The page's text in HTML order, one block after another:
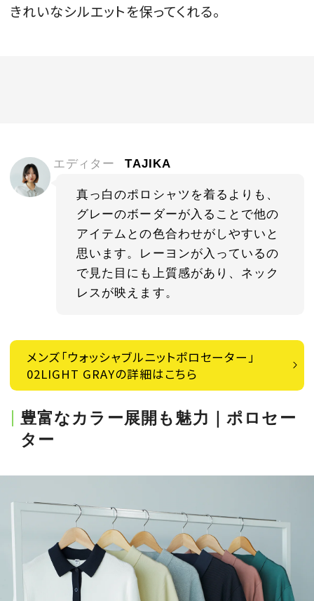
きれいなシルエットを保ってくれる。
エディター TAJIKA
真っ白のポロシャツを着るよりも、
グレーのボーダーが入ることで他の
アイテムとの色合わせがしやすいと
思います。レーヨンが入っているの
で見た目にも上質感があり、ネック
レスが映えます。
メンズ「ウォッシャブルニットポロセーター」
02LIGHT GRAYの詳細はこちら
豊富なカラー展開も魅力｜ポロセー
ター